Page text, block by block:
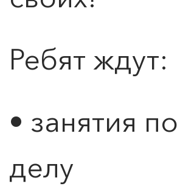
Ребят ждут:
• занятия
делу
0 ">